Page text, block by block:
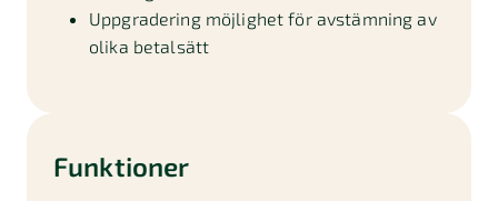
Uppgradering möjlighet för avstämning av
olika betalsätt
Funktioner